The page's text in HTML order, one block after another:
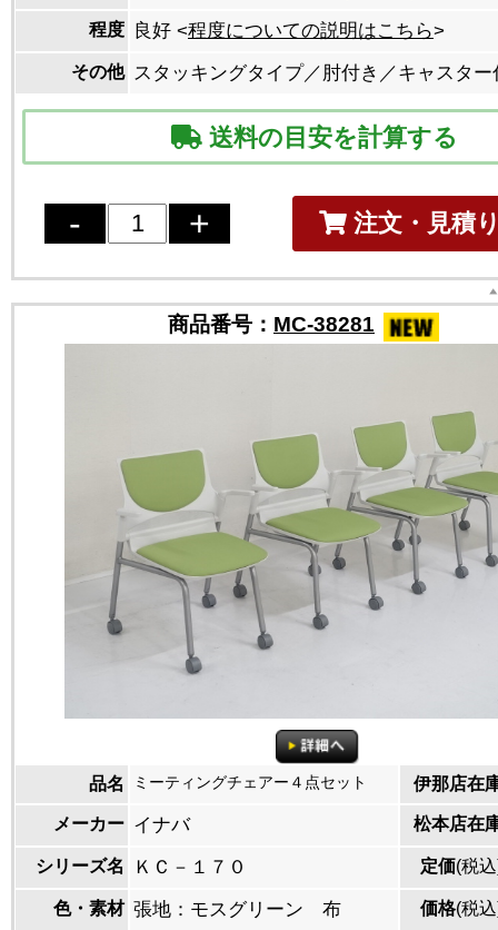
程度 良好 <程度についての説明はこちら>
その他 スタッキングタイプ／肘付き／キャスター
送料の目安を計算する
注文・見積
商品番号： MC-38281
品名 ミーティングチェアー４点セット 伊那店在
メーカー イナバ 松本店在
シリーズ名 ＫＣ－１７０ 定価(税
色・素材 張地：モスグリーン 布
価格(税